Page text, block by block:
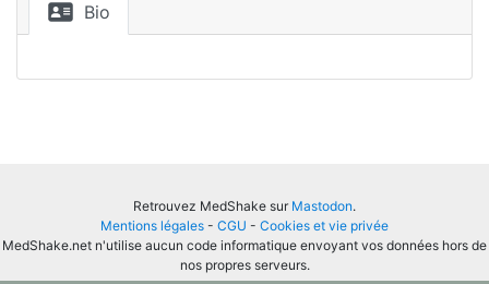
Bio
Retrouvez MedShake sur Mastodon.
Mentions légales - CGU - Cookies et vie privée
MedShake.net n'utilise aucun code informatique envoyant vos données hors de
nos propres serveurs.